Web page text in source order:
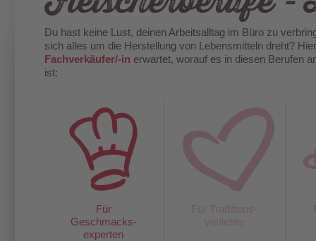
Du hast keine Lust, deinen Arbeitsalltag im Büro zu
sich alles um die Herstellung von Lebensmitteln dreht?
Fachverkäufer/-in erwartet, worauf es in diesen Berufen
ist:
Für
Geschmacks-
experten
Für Traditions-
verliebte